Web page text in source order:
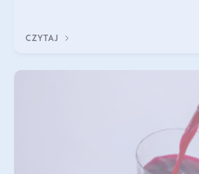
CZYTAJ